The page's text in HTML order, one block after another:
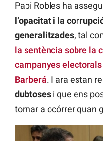
Papi Robles ha
l’opacitat i la
generalitzades, tal
la sentència sobre la
campanyes
Barberá. I ara estan
dubtoses i que ens
tornar a ocórrer quan